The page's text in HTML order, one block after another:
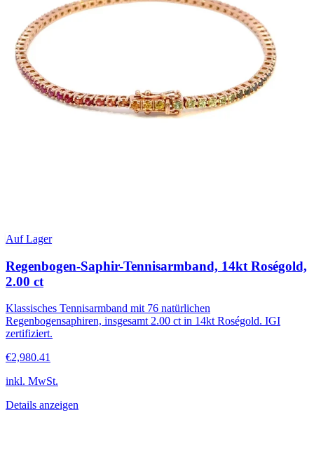
Auf Lager
Regenbogen-Saphir-Tennisarmband, 14kt Roségold,
2.00 ct
Klassisches Tennisarmband mit 76 natürlichen
Regenbogensaphiren, insgesamt 2.00 ct in 14kt Roségold. IGI
zertifiziert.
€2,980.41
inkl. MwSt.
Details anzeigen